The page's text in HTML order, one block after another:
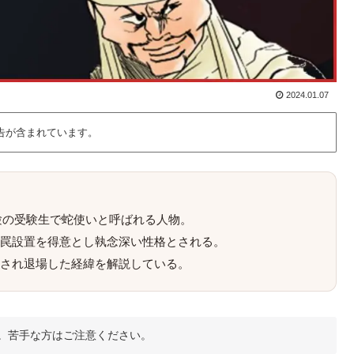
2024.01.07
含まれています。
受験生で蛇使いと呼ばれる人物。
設置を得意とし執念深い性格とされる。
れ退場した経緯を解説している。
苦手な方はご注意ください。